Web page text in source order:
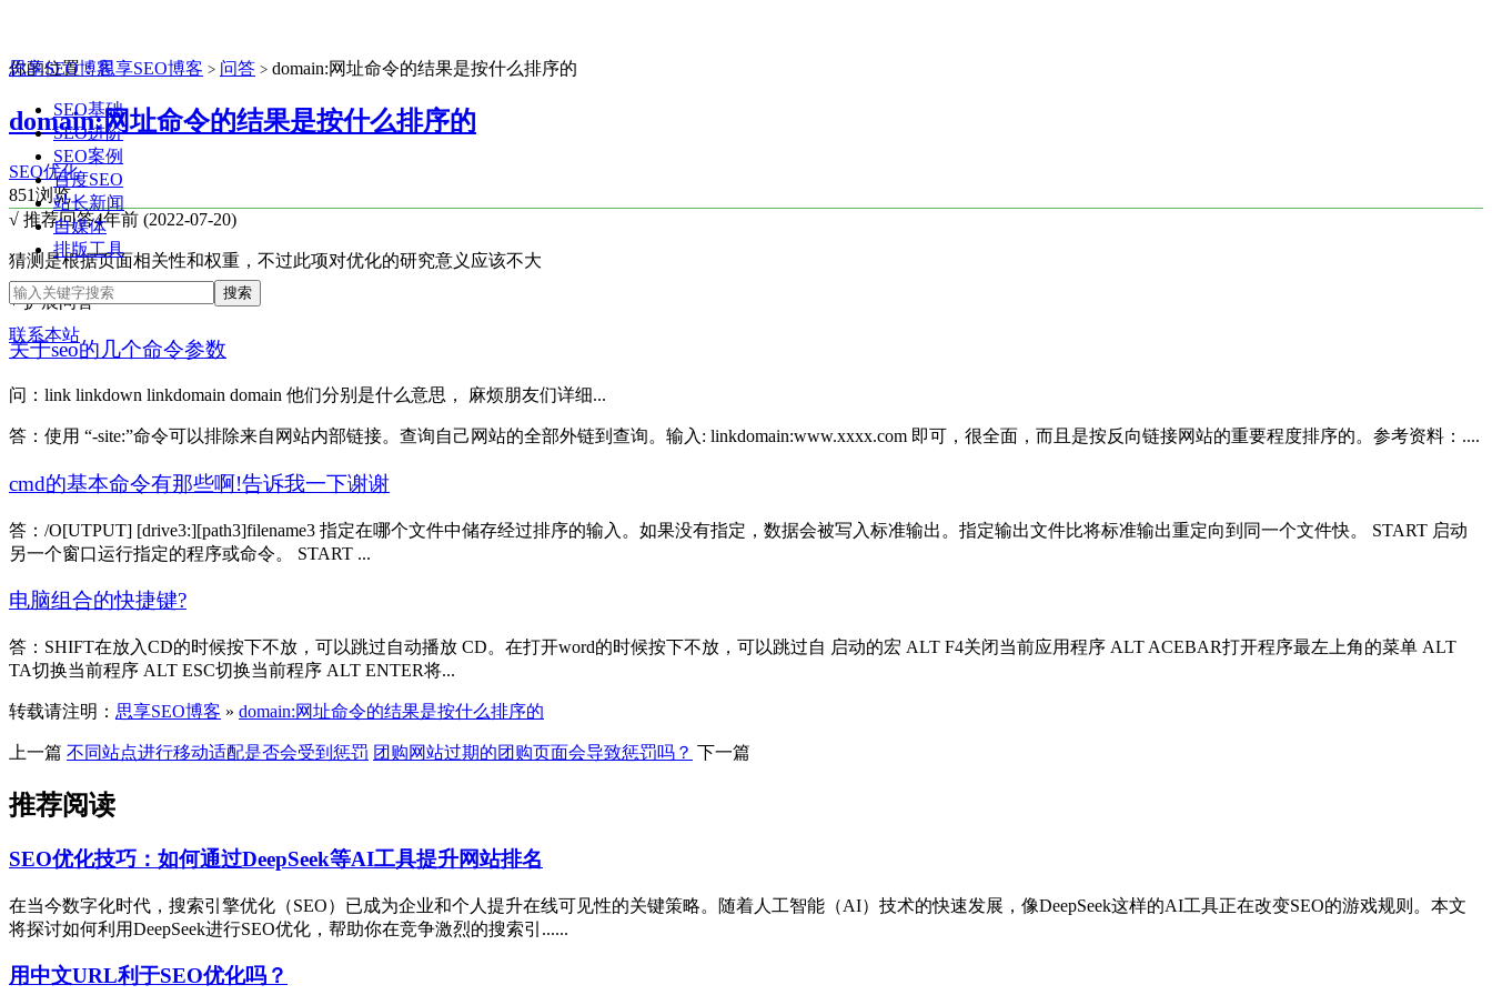
思享SEO博客
SEO基础
SEO进阶
SEO案例
百度SEO
站长新闻
自媒体
排版工具
联系本站
你的位置：思享SEO博客 > 问答 > domain:网址命令的结果是按什么排序的
domain:网址命令的结果是按什么排序的
SEO优化
851浏览
√ 推荐回答4年前 (2022-07-20)
猜测是根据页面相关性和权重，不过此项对优化的研究意义应该不大
+ 扩展问答
关于seo的几个命令参数
问：link linkdown linkdomain domain 他们分别是什么意思， 麻烦朋友们详细...
答：使用 “-site:”命令可以排除来自网站内部链接。查询自己网站的全部外链到查询。输入: linkdomain:www.xxxx.com 即可，很全面，而且是按反向链接网站的重要程度排序的。参考资料：....
cmd的基本命令有那些啊!告诉我一下谢谢
答：/O[UTPUT] [drive3:][path3]filename3 指定在哪个文件中储存经过排序的输入。如果没有指定，数据会被写入标准输出。指定输出文件比将标准输出重定向到同一个文件快。 START 启动
另一个窗口运行指定的程序或命令。 START ...
电脑组合的快捷键?
答：SHIFT在放入CD的时候按下不放，可以跳过自动播放 CD。在打开word的时候按下不放，可以跳过自 启动的宏 ALT F4关闭当前应用程序 ALT ACEBAR打开程序最左上角的菜单 ALT
TA切换当前程序 ALT ESC切换当前程序 ALT ENTER将...
转载请注明： 思享SEO博客 » domain:网址命令的结果是按什么排序的
上一篇 不同站点进行移动适配是否会受到惩罚 团购网站过期的团购页面会导致惩罚吗？ 下一篇
推荐阅读
SEO优化技巧：如何通过DeepSeek等AI工具提升网站排名
在当今数字化时代，搜索引擎优化（SEO）已成为企业和个人提升在线可见性的关键策略。随着人工智能（AI）技术的快速发展，像DeepSeek这样的AI工具正在改变SEO的游戏规则。本文
将探讨如何利用DeepSeek进行SEO优化，帮助你在竞争激烈的搜索引......
用中文URL利于SEO优化吗？